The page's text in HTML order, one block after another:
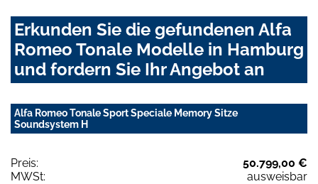
Erkunden Sie die gefundenen Alfa
Romeo Tonale Modelle in Hamburg
und fordern Sie Ihr Angebot an
Alfa Romeo Tonale Sport Speciale Memory Sitze
Soundsystem H
Preis:
50.799,00 €
MWSt:
ausweisbar